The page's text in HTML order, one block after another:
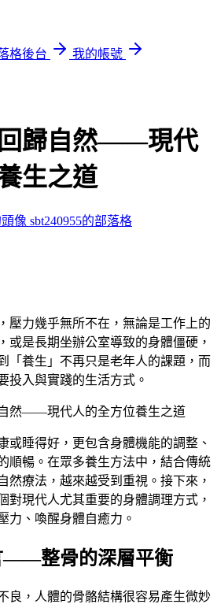
格後台
我的帳號
歸自然——現代
生之道
sbt240955的部落格
壓力幾乎無所不在，無論是工作上的
或是長期坐辦公室導致的身體僵硬，
「養生」不再只是老年人的課題，而
投入與實踐的生活方式。
或睡得好，更包含身體機能的調整、
順暢。在眾多養生方法中，結合傳統
然療法，越來越受到重視。接下來，
對現代人尤其重要的身體調理方式，
力、喚醒身體自癒力。
——整骨的深層平衡
良，人體的骨骼結構很容易產生微妙